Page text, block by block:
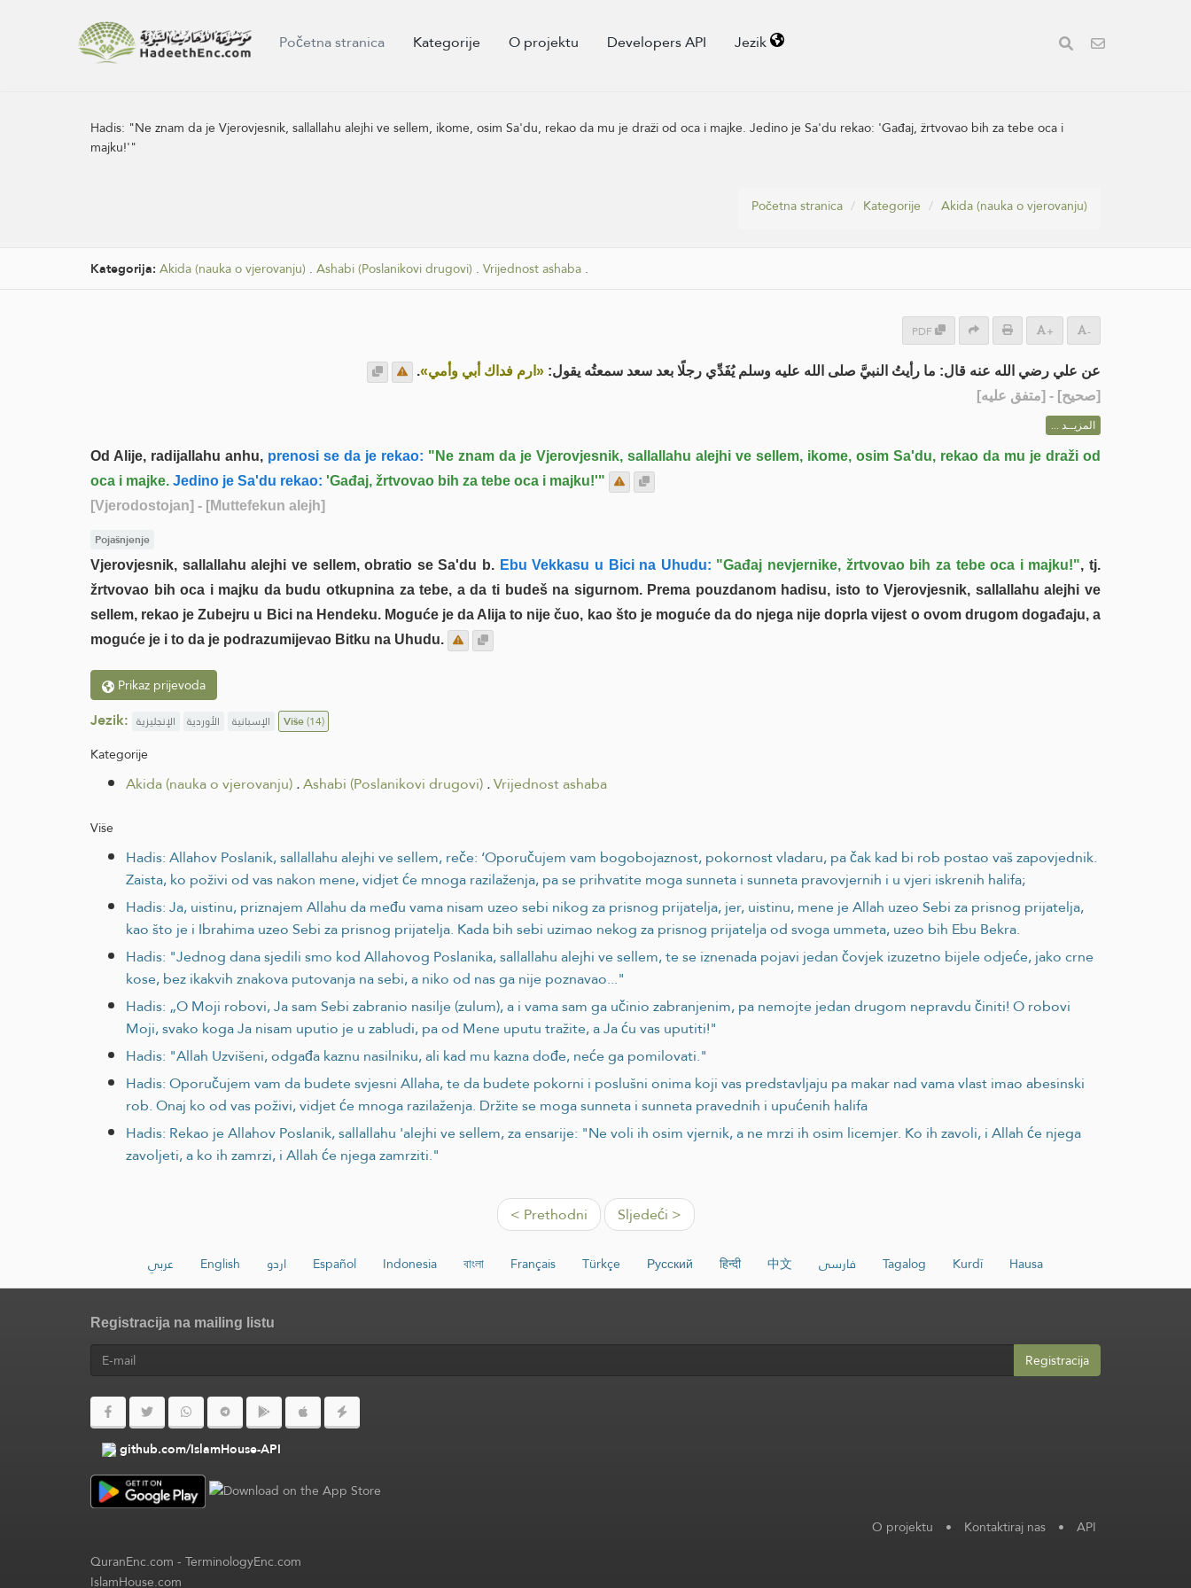
Početna stranica Kategorije O projektu Developers API Jezik
Hadis: "Ne znam da je Vjerovjesnik, sallallahu alejhi ve sellem, ikome, osim Sa'du, rekao da mu je draži od oca i majke. Jedino je Sa'du rekao: 'Gađaj, žrtvovao bih za tebe oca i
majku!'"
Početna stranica Kategorije Akida (nauka o vjerovanju)
Kategorija: Akida (nauka o vjerovanju) . Ashabi (Poslanikovi drugovi) . Vrijednost ashaba .
PDF + -
عن علي رضي الله عنه قال: ما رأيتُ النبيَّ صلى الله عليه وسلم يُفَدِّي رجلًا بعد سعد سمعتُه يقول: «ارم فداك أبي وأمي».
[صحيح] - [متفق عليه]
المزيــد ...
Od Alije, radijallahu anhu, prenosi se da je rekao: "Ne znam da je Vjerovjesnik, sallallahu alejhi ve sellem, ikome, osim Sa'du, rekao da mu je draži od
oca i majke. Jedino je Sa'du rekao: 'Gađaj, žrtvovao bih za tebe oca i majku!'"
[Vjerodostojan] - [Muttefekun alejh]
Pojašnjenje
Vjerovjesnik, sallallahu alejhi ve sellem, obratio se Sa'du b. Ebu Vekkasu u Bici na Uhudu: "Gađaj nevjernike, žrtvovao bih za tebe oca i majku!", tj.
žrtvovao bih oca i majku da budu otkupnina za tebe, a da ti budeš na sigurnom. Prema pouzdanom hadisu, isto to Vjerovjesnik, sallallahu alejhi ve
sellem, rekao je Zubejru u Bici na Hendeku. Moguće je da Alija to nije čuo, kao što je moguće da do njega nije doprla vijest o ovom drugom događaju, a
moguće je i to da je podrazumijevao Bitku na Uhudu.
Prikaz prijevoda
Jezik: الإنجليزية الأوردية الإسبانية Više(14)
Kategorije
Akida (nauka o vjerovanju).Ashabi (Poslanikovi drugovi).Vrijednost ashaba
Više
Hadis: Allahov Poslanik, sallallahu alejhi ve sellem, reče: ‘Oporučujem vam bogobojaznost, pokornost vladaru, pa čak kad bi rob postao vaš zapovjednik.
Zaista, ko poživi od vas nakon mene, vidjet će mnoga razilaženja, pa se prihvatite moga sunneta i sunneta pravovjernih i u vjeri iskrenih halifa;
Hadis: Ja, uistinu, priznajem Allahu da među vama nisam uzeo sebi nikog za prisnog prijatelja, jer, uistinu, mene je Allah uzeo Sebi za prisnog prijatelja,
kao što je i Ibrahima uzeo Sebi za prisnog prijatelja. Kada bih sebi uzimao nekog za prisnog prijatelja od svoga ummeta, uzeo bih Ebu Bekra.
Hadis: "Jednog dana sjedili smo kod Allahovog Poslanika, sallallahu alejhi ve sellem, te se iznenada pojavi jedan čovjek izuzetno bijele odjeće, jako crne
kose, bez ikakvih znakova putovanja na sebi, a niko od nas ga nije poznavao..."
Hadis: „O Moji robovi, Ja sam Sebi zabranio nasilje (zulum), a i vama sam ga učinio zabranjenim, pa nemojte jedan drugom nepravdu činiti! O robovi
Moji, svako koga Ja nisam uputio je u zabludi, pa od Mene uputu tražite, a Ja ću vas uputiti!"
Hadis: "Allah Uzvišeni, odgađa kaznu nasilniku, ali kad mu kazna dođe, neće ga pomilovati."
Hadis: Oporučujem vam da budete svjesni Allaha, te da budete pokorni i poslušni onima koji vas predstavljaju pa makar nad vama vlast imao abesinski
rob. Onaj ko od vas poživi, vidjet će mnoga razilaženja. Držite se moga sunneta i sunneta pravednih i upućenih halifa
Hadis: Rekao je Allahov Poslanik, sallallahu 'alejhi ve sellem, za ensarije: "Ne voli ih osim vjernik, a ne mrzi ih osim licemjer. Ko ih zavoli, i Allah će njega
zavoljeti, a ko ih zamrzi, i Allah će njega zamrziti."
< Prethodni Sljedeći >
عربي English اردو Español Indonesia বাংলা Français Türkçe Русский हिन्दी 中文 فارسی Tagalog Kurdî Hausa
Registracija na mailing listu
Registracija
github.com/IslamHouse-API
O projektu • Kontaktiraj nas • API
QuranEnc.com-TerminologyEnc.com
IslamHouse.com